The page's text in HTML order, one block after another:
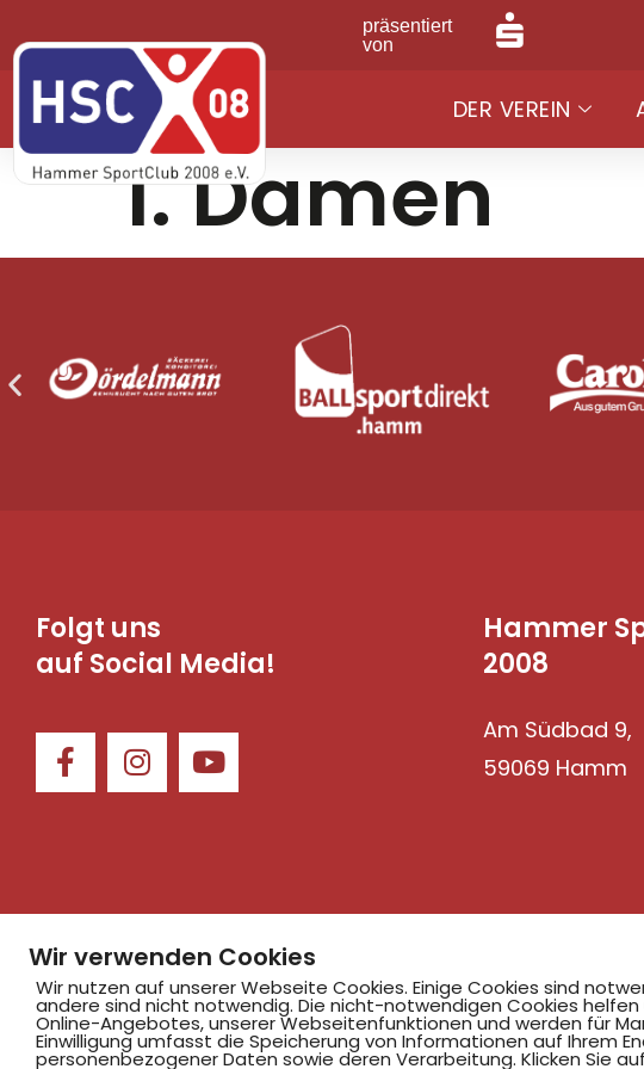
präsentiert
von
DER VEREIN
1. Damen
Folgt uns
auf Social Media!
Hammer
2008
Am Südbad 9,
59069 Hamm
©2025 Hammer SportClub 2008 e.V.
Wir verwenden Cookies
Wir nutzen auf unserer Webseite Cookies. Einige Cookies sind
andere sind nicht notwendig. Die nicht-notwendigen Cookies
Online-Angebotes, unserer Webseitenfunktionen und werden für
Einwilligung umfasst die Speicherung von Informationen auf Ihrem
personenbezogener Daten sowie deren Verarbeitung. Klicken Sie